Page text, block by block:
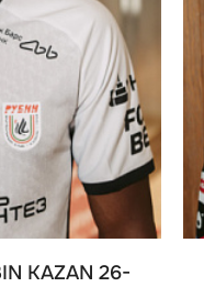
KAZAN 26-